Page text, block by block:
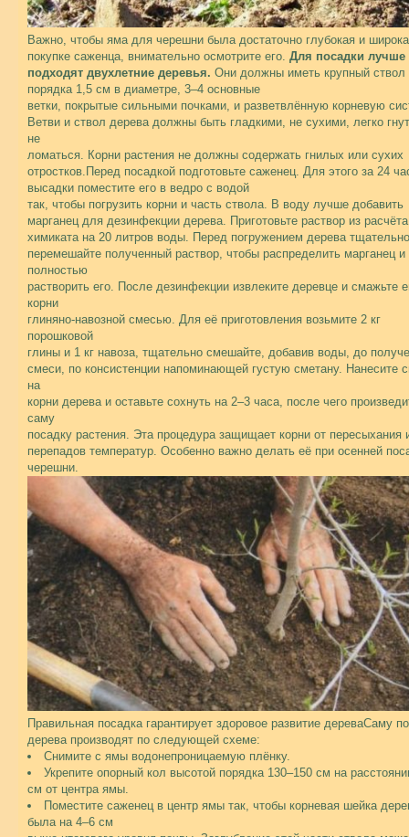
Важно, чтобы яма для черешни была достаточно глубокая и
покупке саженца, внимательно осмотрите его. Для посадки лучше
подходят двухлетние деревья. Они должны иметь крупный ствол
порядка 1,5 см в диаметре, 3–4 основные
ветки, покрытые сильными почками, и разветвлённую корневую
Ветви и ствол дерева должны быть гладкими, не сухими, легко
не
ломаться. Корни растения не должны содержать гнилых или сухих
отростков.Перед посадкой подготовьте саженец. Для этого за 24
высадки поместите его в ведро с водой
так, чтобы погрузить корни и часть ствола. В воду лучше добавить
марганец для дезинфекции дерева. Приготовьте раствор из
химиката на 20 литров воды. Перед погружением дерева тщательно
перемешайте полученный раствор, чтобы распределить марганец и
полностью
растворить его. После дезинфекции извлеките деревце и смажьте
корни
глиняно-навозной смесью. Для её приготовления возьмите 2 кг
порошковой
глины и 1 кг навоза, тщательно смешайте, добавив воды, до
смеси, по консистенции напоминающей густую сметану. Нанесите
на
корни дерева и оставьте сохнуть на 2–3 часа, после чего
саму
посадку растения. Эта процедура защищает корни от пересыхания
перепадов температур. Особенно важно делать её при осенней
черешни.
Правильная посадка гарантирует здоровое развитие дереваСаму
дерева производят по следующей схеме:
Снимите с ямы водонепроницаемую плёнку.
Укрепите опорный кол высотой порядка 130–150 см на
см от центра ямы.
Поместите саженец в центр ямы так, чтобы корневая шейка
была на 4–6 см